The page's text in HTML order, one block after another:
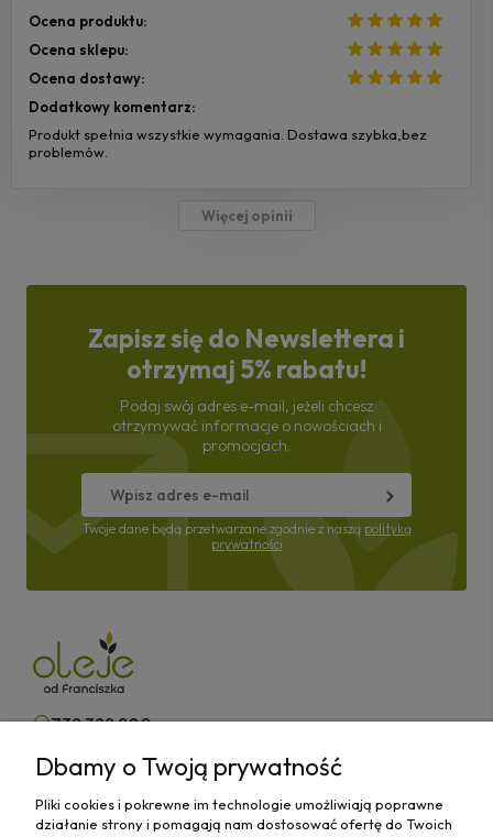
Ocena produktu:
Ocena sklepu:
Ocena dostawy:
Dodatkowy komentarz:
Produkt spełnia wszystkie wymagania. Dostawa szybka,bez
problemów.
Więcej opinii
Zapisz się do Newslettera i
otrzymaj 5% rabatu!
Podaj swój adres e-mail, jeżeli chcesz
otrzymywać informacje o nowościach i
promocjach.
Twoje dane będą przetwarzane zgodnie z naszą polityką
prywatności
732 322 800
kontakt@olejeodfranciszka.pl
Sklep stacjonarny
Dbamy o Twoją prywatność
Pliki cookies i pokrewne im technologie umożliwiają poprawne
działanie strony i pomagają nam dostosować ofertę do Twoich